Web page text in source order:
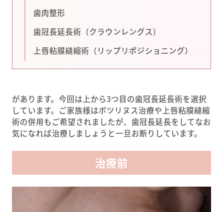
歯肉整形
歯冠長延長術（クラウンレングス）
上唇粘膜縫縮術（リップリポジショニング）
があります。今回は上から3つ目の歯冠長延長術を選択
しています。ご家族様はボツリヌス治療や上唇粘膜縫縮
術の併用もご希望されましたが、歯冠長延長をしてなお
気になれば治療しましょうと一旦お断りしています。
治療前